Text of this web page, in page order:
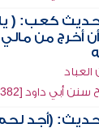
كعب: ( يا
أن أخرج من
أبي داود [382])
(أجد